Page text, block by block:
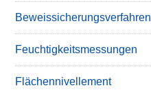
Beweissicherungsverfahren
Feuchtigkeitsmessungen
Flächennivellement